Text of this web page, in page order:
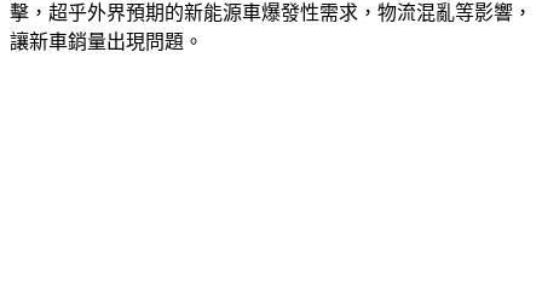
圓工藝轉換過程中，出現結構性缺貨加上地緣政治與疫情衝
擊，超乎外界預期的新能源車爆發性需求，物流混亂等影響，